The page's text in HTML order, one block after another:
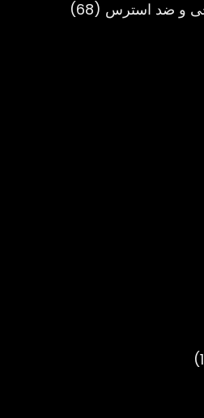
و ضد استرس 68
68
16